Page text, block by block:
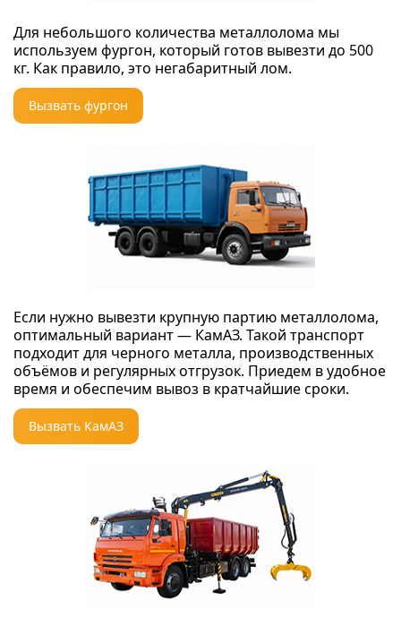
Для небольшого количества металлолома мы
используем фургон, который готов вывезти до 500
кг. Как правило, это негабаритный лом.
Вызвать фургон
Если нужно вывезти крупную партию металлолома,
оптимальный вариант — КамАЗ. Такой транспорт
подходит для черного металла, производственных
объёмов и регулярных отгрузок. Приедем в удобное
время и обеспечим вывоз в кратчайшие сроки.
Вызвать КамАЗ